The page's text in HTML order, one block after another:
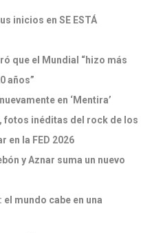
inicios en SE ESTÁ
que el Mundial “hizo más
años”
en ‘Mentira’
fotos inéditas del rock de los
en la FED 2026
y Aznar suma un nuevo
mundo cabe en una